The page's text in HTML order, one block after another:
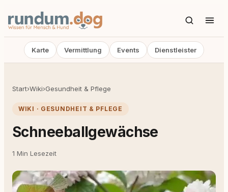
Karte Vermittlung Events Dienstleister
Start›Wiki›Gesundheit & Pflege
WIKI · GESUNDHEIT & PFLEGE
Schneeballgewächse
1 Min Lesezeit